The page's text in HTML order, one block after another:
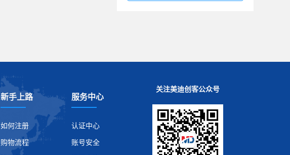
新手上路
如何注册
购物流程
服务中心
认证中心
账号安全
关注美迪创客公众号